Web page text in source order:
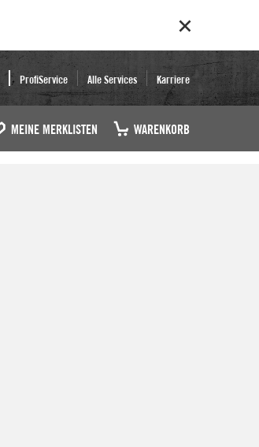
ProfiService Alle Services Karriere
MEINE MERKLISTEN WARENKORB